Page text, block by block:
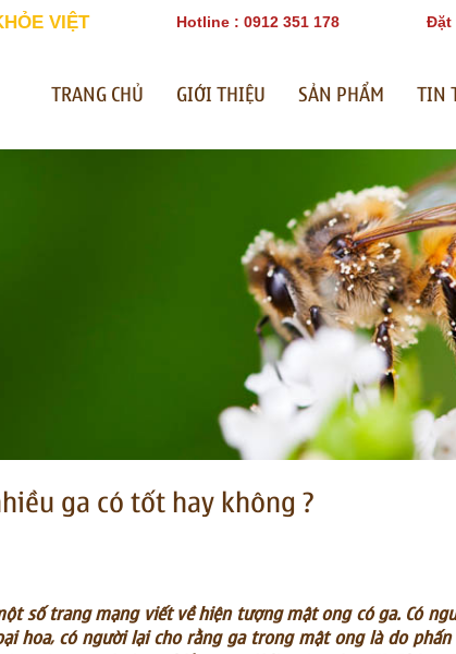
VIỆT Hotline : 0912 351 178 Đặt
TRANG CHỦ GIỚI THIỆU SẢN PHẨM TIN
ga có tốt hay không ?
số trang mạng viết về hiện tượng mật ong có ga. Có
hoa, có người lại cho rằng ga trong mật ong là do